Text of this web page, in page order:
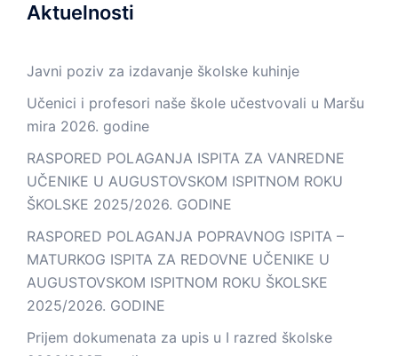
Aktuelnosti
Javni poziv za izdavanje školske kuhinje
Učenici i profesori naše škole učestvovali u Maršu
mira 2026. godine
RASPORED POLAGANJA ISPITA ZA VANREDNE
UČENIKE U AUGUSTOVSKOM ISPITNOM ROKU
ŠKOLSKE 2025/2026. GODINE
RASPORED POLAGANJA POPRAVNOG ISPITA –
MATURKOG ISPITA ZA REDOVNE UČENIKE U
AUGUSTOVSKOM ISPITNOM ROKU ŠKOLSKE
2025/2026. GODINE
Prijem dokumenata za upis u I razred školske